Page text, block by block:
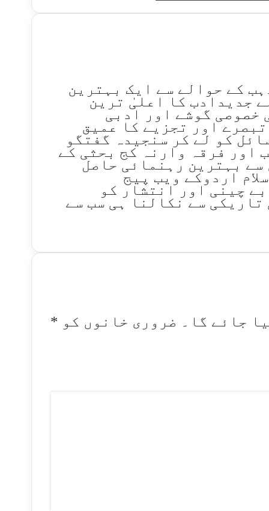
کے حوالے سے ایک بہترین
جدیدادب کا اعلیٰ ترین
خصوصی گوشے اور ادبی
اور تجزیے کا عمیق
کو لے کر سنجیدہ گفتگو
اور فرقہ وارنہ کج بحثی کے
سے بہترین رہنمائی حاصل
اردوکے ویب پیج
چینی اور انتشار کو
سے نکالنا ہی سب سے
جائے گا۔ ضروری خانوں کو *